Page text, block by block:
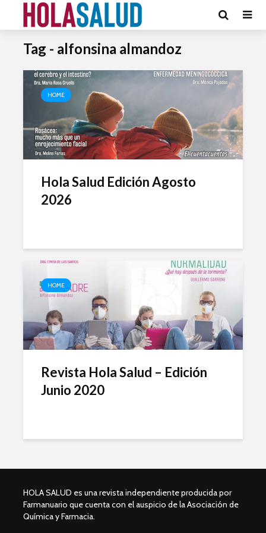
Tag - alfonsina almandoz
HOME
Hola Salud Edición Agosto
2026
HOME
Revista Hola Salud – Edición
Junio 2020
HOLA SALUD es una revista independiente producida por
Farmanuario que cuenta con el auspicio de la Asociación de
Química y Farmacia.